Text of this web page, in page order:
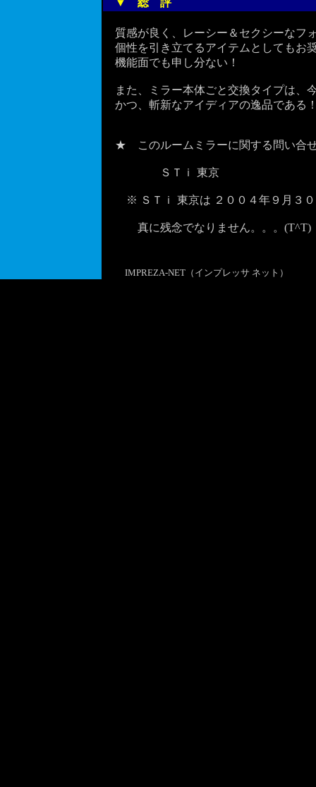
▼ 総 評
質感が良く、レーシー＆セクシーなフ
個性を引き立てるアイテムとしてもお
機能面でも申し分ない！
また、ミラー本体ごと交換タイプは、
かつ、斬新なアイディアの逸品である
★ このルームミラーに関する問い合
ＳＴｉ 東京
※ ＳＴｉ 東京は ２００４年９月３０
真に残念でなりません。。。(T^T)
IMPREZA-NET（インプレッサ ネット）